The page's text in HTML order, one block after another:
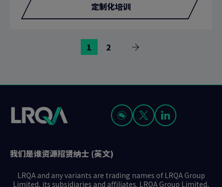
定制化培训
下
前
往
面
1
前
面
2
我们是谁资源招贤纳士 (英文)
LRQA and any variants are trading names of LRQA Group
Limited, its subsidiaries and affiliates. LRQA Group Limited,